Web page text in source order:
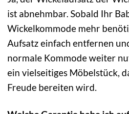
ist abnehmbar. Sobald Ihr
Wickelkommode mehr
Aufsatz einfach entfernen
normale Kommode weiter
ein vielseitiges Möbelstück,
Freude bereiten wird.